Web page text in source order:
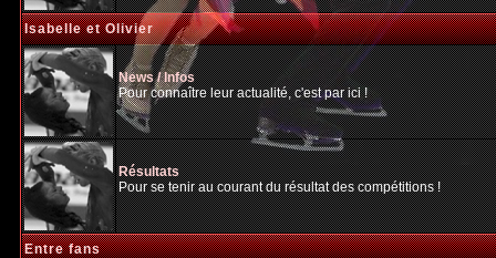
Isabelle et Olivier
News / Infos
Pour connaître leur actualité, c'est par ici !
Résultats
Pour se tenir au courant du résultat des compétitions !
Entre fans